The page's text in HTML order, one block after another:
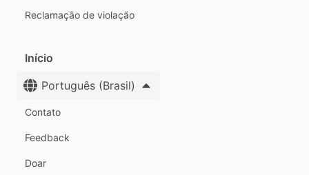
Reclamação de violação
Início
Português (Brasil)
Contato
Feedback
Doar